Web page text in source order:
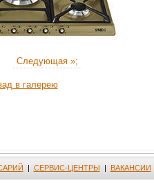
Следующая »;
в галерею
| СЕРВИС-ЦЕНТРЫ | ВАКАНСИИ